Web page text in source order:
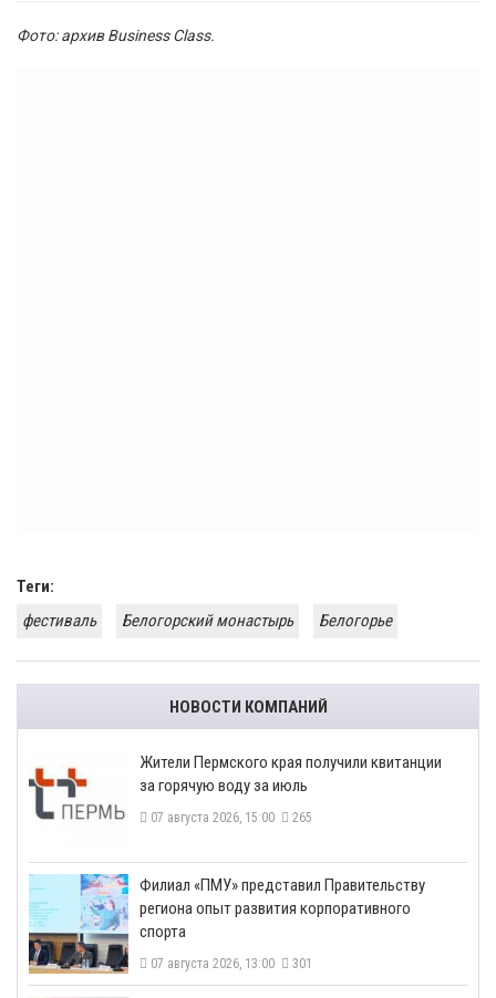
Фото: архив Business Class.
Теги:
фестиваль
Белогорский монастырь Белогорье
НОВОСТИ КОМПАНИЙ
​Жители Пермского края получили квитанции
за горячую воду за июль
07 августа 2026, 15:00 265
​Филиал «ПМУ» представил Правительству
региона опыт развития корпоративного
спорта
07 августа 2026, 13:00 301